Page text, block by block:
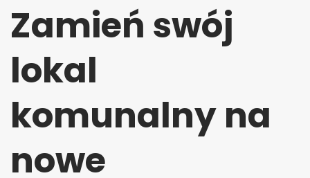
Zamień swój
lokal
komunalny na
nowe